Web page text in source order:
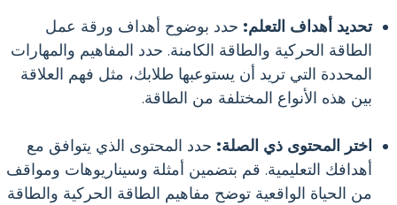
تحديد أهداف التعلم: حدد بوضوح أهداف ورقة عمل
الطاقة الحركية والطاقة الكامنة. حدد المفاهيم والمهارات
المحددة التي تريد أن يستوعبها طلابك، مثل فهم العلاقة
بين هذه الأنواع المختلفة من الطاقة.
اختر المحتوى ذي الصلة: حدد المحتوى الذي يتوافق مع
أهدافك التعليمية. قم بتضمين أمثلة وسيناريوهات ومواقف
من الحياة الواقعية توضح مفاهيم الطاقة الحركية والطاقة